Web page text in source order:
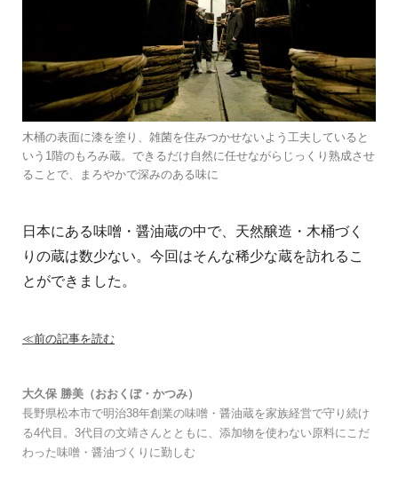
木桶の表面に漆を塗り、雑菌を住みつかせないよう工夫していると
いう1階のもろみ蔵。できるだけ自然に任せながらじっくり熟成させ
ることで、まろやかで深みのある味に
日本にある味噌・醤油蔵の中で、天然醸造・木桶づく
りの蔵は数少ない。今回はそんな稀少な蔵を訪れるこ
とができました。
≪前の記事を読む
大久保 勝美（おおくぼ・かつみ）
長野県松本市で明治38年創業の味噌・醤油蔵を家族経営で守り続け
る4代目。3代目の文靖さんとともに、添加物を使わない原料にこだ
わった味噌・醤油づくりに勤しむ